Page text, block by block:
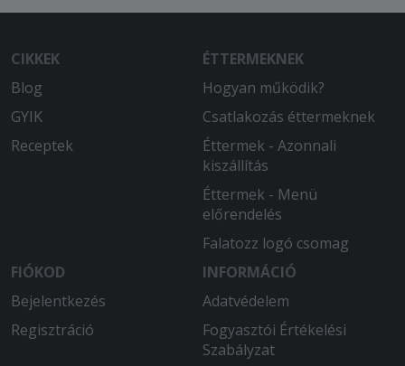
CIKKEK
Blog
GYIK
Receptek
ÉTTERMEKNEK
Hogyan működik?
Csatlakozás éttermeknek
Éttermek - Azonnali
kiszállítás
Éttermek - Menü
előrendelés
Falatozz logó csomag
FIÓKOD
Bejelentkezés
Regisztráció
INFORMÁCIÓ
Adatvédelem
Fogyasztói Értékelési
Szabályzat